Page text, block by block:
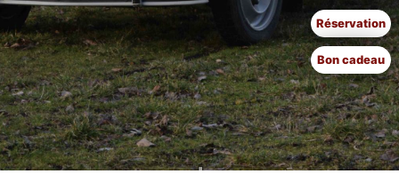
Réservation
Bon cadeau